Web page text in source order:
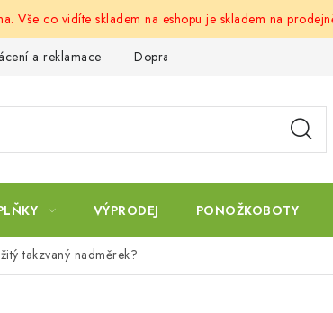
Vše co vidíte skladem na eshopu je skladem na
a reklamace Doprava a platba
VÝPRODEJ PONOŽKOBOTY
takzvaný nadměrek?